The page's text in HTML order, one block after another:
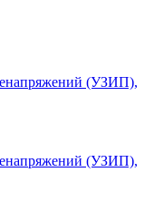
(УЗИП),
(УЗИП),